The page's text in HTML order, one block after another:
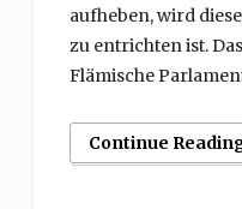
aufheben, wird
zu entrichten ist.
Flämische
Continue